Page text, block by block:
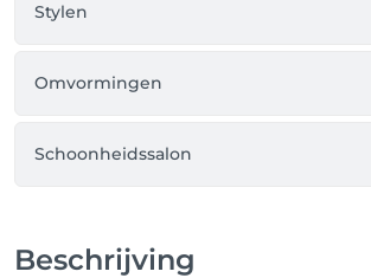
Stylen
Omvormingen
Schoonheidssalon
Beschrijving